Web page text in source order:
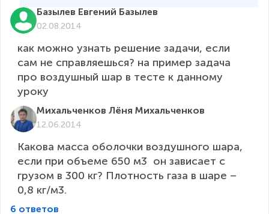
Базылев Евгений Базылев
02.08.2014
как можно узнать решение задачи, если
сам не справляешься? на пример задача
про воздушный шар в тесте к данному
уроку
Михальченков Лёня Михальченков
12.06.2014
Какова масса оболочки воздушного шара,
если при объеме 650 м3  он зависает с
грузом в 300 кг? Плотность газа в шаре –
0,8 кг/м3.
6 ответов